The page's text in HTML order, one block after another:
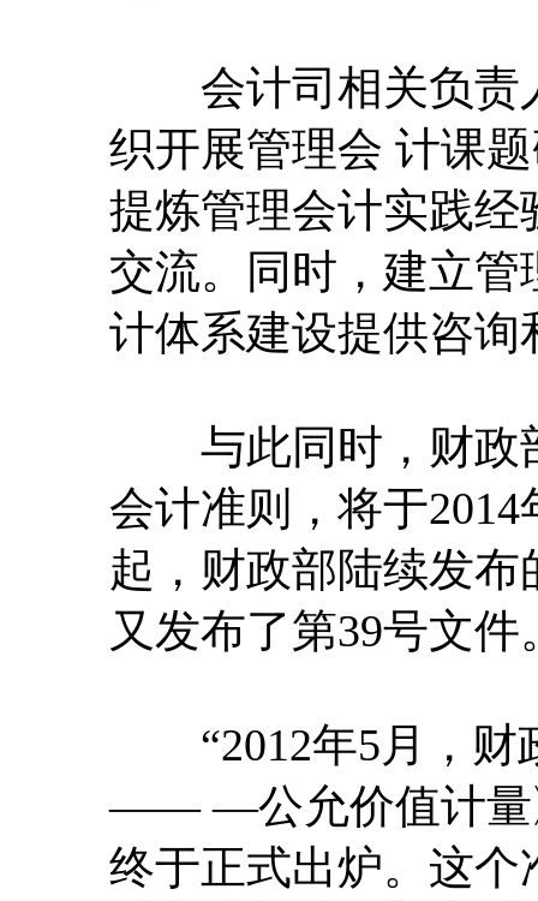
会计司相关负责
织开展管理会 计课
提炼管理会计实践
交流。同时，建立
计体系建设提供咨询
与此同时，财政
会计准则，将于
起，财政部陆续发
又发布了第39号文件
“2012年5月，财
—— —公允价值计量
终于正式出炉。这个